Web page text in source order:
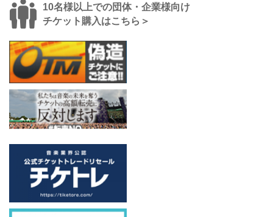
10名様以上での団体・企業様向け
チケット購入はこちら＞